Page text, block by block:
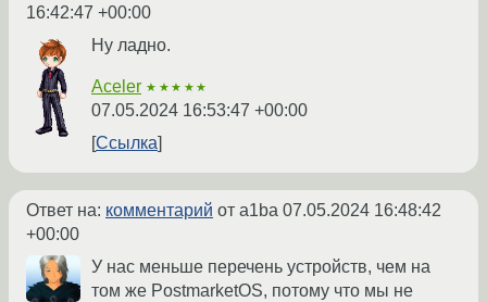
16:42:47 +00:00
Ну ладно.
Aceler ★★★★★
07.05.2024 16:53:47 +00:00
Ссылка
Ответ на: комментарий от a1ba 07.05.2024 16:48:42
+00:00
У нас меньше перечень устройств, чем на
том же PostmarketOS, потому что мы не